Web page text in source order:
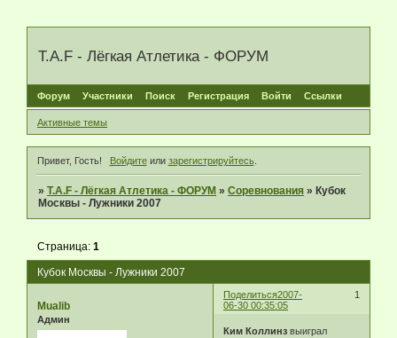
T.A.F - Лёгкая Атлетика - ФОРУМ
Форум Участники Поиск Регистрация Войти Ссылки
Активные темы
Привет, Гость! Войдитеили зарегистрируйтесь.
»T.A.F - Лёгкая Атлетика - ФОРУМ »Соревнования » Кубок
Москвы - Лужники 2007
Кубок Москвы - Лужники 2007
Страница:1
Поделиться 1
2007-
06-30 00:35:05
Mualib
Админ
Ким Коллинз выиграл